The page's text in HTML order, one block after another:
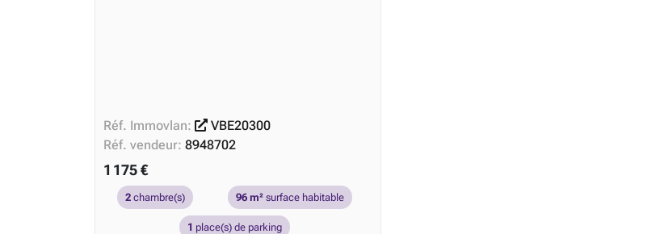
Réf. Immovlan:
VBE20300
Réf. vendeur: 8948702
1 175 €
2 chambre(s) 96 m²surface habitable
1 place(s) de parking